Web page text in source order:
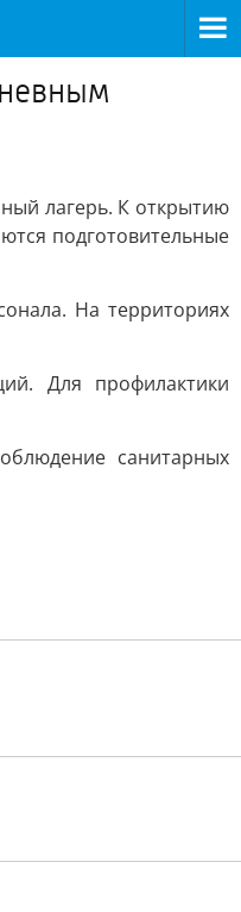
лагерь. К открытию
подготовительные
На территориях
Для профилактики
санитарных